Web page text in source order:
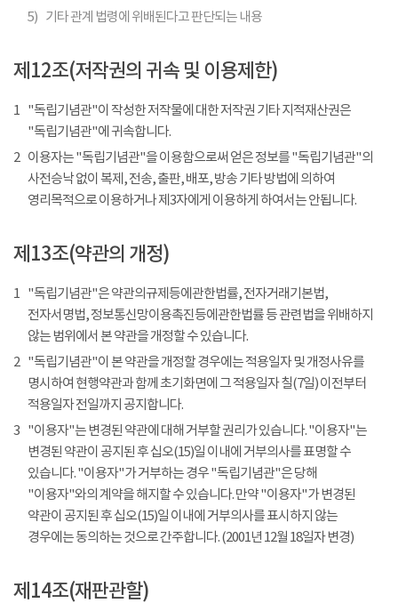
5) 기타 관계 법령에 위배된다고 판단되는 내용
제12조(저작권의 귀속 및 이용제한)
1 "독립기념관"이 작성한 저작물에 대한 저작권 기타 지적재산권은
"독립기념관"에 귀속합니다.
2 이용자는 "독립기념관"을 이용함으로써 얻은 정보를 "독립기념관"의
사전승낙 없이 복제, 전송, 출판, 배포, 방송 기타 방법에 의하여
영리목적으로 이용하거나 제3자에게 이용하게 하여서는 안됩니다.
제13조(약관의 개정)
1 "독립기념관"은 약관의규제등에관한법률, 전자거래기본법,
전자서명법, 정보통신망이용촉진등에관한법률 등 관련법을 위배하지
않는 범위에서 본 약관을 개정할 수 있습니다.
2 "독립기념관"이 본 약관을 개정할 경우에는 적용일자 및 개정사유를
명시하여 현행약관과 함께 초기화면에 그 적용일자 칠(7일) 이전부터
적용일자 전일까지 공지합니다.
3 "이용자"는 변경된 약관에 대해 거부할 권리가 있습니다. "이용자"는
변경된 약관이 공지된 후 십오(15)일 이내에 거부의사를 표명할 수
있습니다. "이용자"가 거부하는 경우 "독립기념관"은 당해
"이용자"와의 계약을 해지할 수 있습니다. 만약 "이용자"가 변경된
약관이 공지된 후 십오(15)일 이내에 거부의사를 표시하지 않는
경우에는 동의하는 것으로 간주합니다. (2001년 12월 18일자 변경)
제14조(재판관할)